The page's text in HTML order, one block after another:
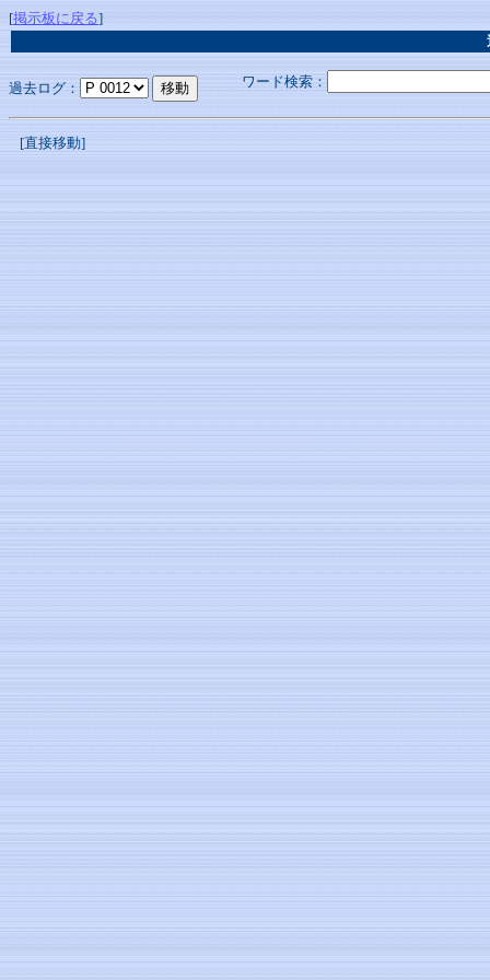
[掲示板に戻る]
過去ログ： ワード検索：
[直接移動]